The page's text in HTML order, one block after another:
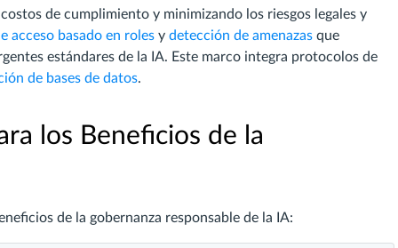
de cumplimiento y minimizando los riesgos legales y
acceso basado en roles y detección de amenazas que
estándares de la IA. Este marco integra protocolos de
de bases de datos.
los Beneficios de la
de la gobernanza responsable de la IA: